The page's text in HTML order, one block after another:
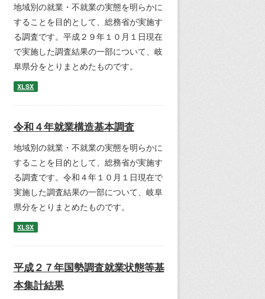
地域別の就業・不就業の実態を明らかに
することを目的として、総務省が実施す
る調査です。平成２９年１０月１日現在
で実施した調査結果の一部について、岐
阜県分をとりまとめたものです。
XLSX
令和４年就業構造基本調査
地域別の就業・不就業の実態を明らかに
することを目的として、総務省が実施す
る調査です。令和４年１０月１日現在で
実施した調査結果の一部について、岐阜
県分をとりまとめたものです。
XLSX
平成２７年国勢調査就業状態等基
本集計結果